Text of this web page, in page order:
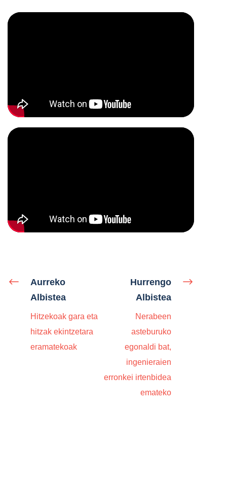
Aurreko
Albistea
Hitzekoak gara eta
hitzak ekintzetara
eramatekoak
Hurrengo
Albistea
Nerabeen
asteburuko
egonaldi bat,
ingenieraien
erronkei irtenbidea
emateko